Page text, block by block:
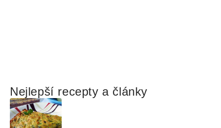
Nejlepší recepty a články